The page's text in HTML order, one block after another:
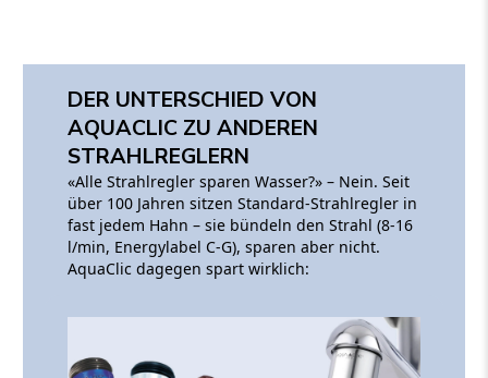
DER UNTERSCHIED VON
AQUACLIC ZU ANDEREN
STRAHLREGLERN
«Alle Strahlregler sparen Wasser?» – Nein. Seit
über 100 Jahren sitzen Standard-Strahlregler in
fast jedem Hahn – sie bündeln den Strahl (8-16
l/min, Energylabel C-G), sparen aber nicht.
AquaClic dagegen spart wirklich: